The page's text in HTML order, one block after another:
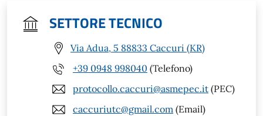
SETTORE TECNICO
Via Adua, 5 88833 Caccuri (KR)
+39 0948 998040 (Telefono)
protocollo.caccuri@asmepec.it (PEC)
caccuriutc@gmail.com (Email)